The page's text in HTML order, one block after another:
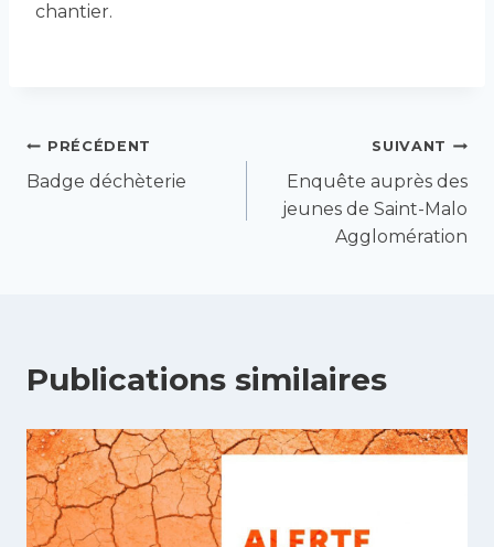
chantier.
Navigation
de
PRÉCÉDENT
Badge déchèterie
SUIVANT
Enquête auprès des
jeunes de Saint-Malo
Agglomération
Publications similaires